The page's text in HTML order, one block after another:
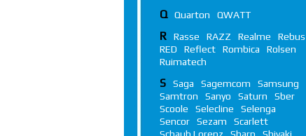
Q Quarton QWATT
R Rasse RAZZ Realme
Rebus
RED
Reflect Rombica
Rolsen
Ruimatech
S Saga Sagemcom
Samsung
Samtron
Sanyo Saturn
Sber
Scoole
Selecline
Selenga
Sencor
Sezam
Scarlett